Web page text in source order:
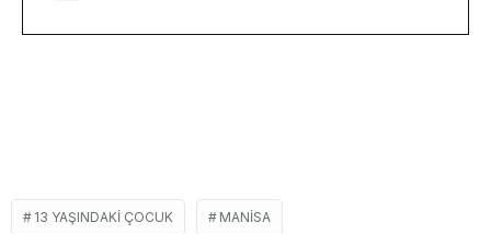
13 YAŞINDAKI ÇOCUK MANISA